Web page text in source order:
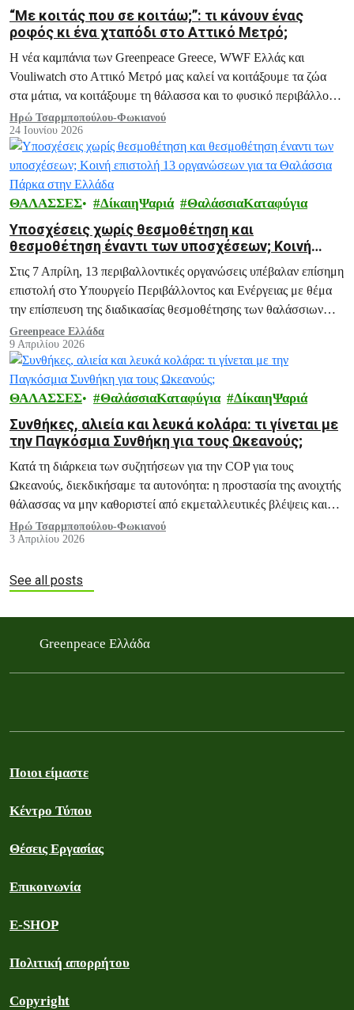
“Με κοιτάς που σε κοιτάω;”: τι κάνουν ένας
ροφός κι ένα χταπόδι στο Αττικό Μετρό;
Η νέα καμπάνια των Greenpeace Greece, WWF Ελλάς και
Vouliwatch στο Αττικό Μετρό μας καλεί να κοιτάξουμε τα ζώα
στα μάτια, να κοιτάξουμε τη θάλασσα και το φυσικό περιβάλλον
με ενσυναίσθηση και υπευθυνότητα.
Ηρώ Τσαρμποπούλου-Φωκιανού
24 Ιουνίου 2026
ΘΑΛΑΣΣΕΣ ΔίκαιηΨαριά ΘαλάσσιαΚαταφύγια
Υποσχέσεις χωρίς θεσμοθέτηση και
θεσμοθέτηση έναντι των υποσχέσεων; Κοινή
επιστολή 13 οργανώσεων για τα Θαλάσσια Πάρκα
στην Ελλάδα
Στις 7 Απρίλη, 13 περιβαλλοντικές οργανώσεις υπέβαλαν επίσημη
επιστολή στο Υπουργείο Περιβάλλοντος και Ενέργειας με θέμα
την επίσπευση της διαδικασίας θεσμοθέτησης των θαλάσσιων
πάρκων Αιγαίου και Ιονίου.
Greenpeace Ελλάδα
9 Απριλίου 2026
ΘΑΛΑΣΣΕΣ ΘαλάσσιαΚαταφύγια ΔίκαιηΨαριά
Συνθήκες, αλιεία και λευκά κολάρα: τι γίνεται με
την Παγκόσμια Συνθήκη για τους Ωκεανούς;
Κατά τη διάρκεια των συζητήσεων για την COP για τους
Ωκεανούς, διεκδικήσαμε τα αυτονόητα: η προστασία της ανοιχτής
θάλασσας να μην καθοριστεί από εκμεταλλευτικές βλέψεις και
εταιρικά συμφέροντα.
Ηρώ Τσαρμποπούλου-Φωκιανού
3 Απριλίου 2026
See all posts
Greenpeace Ελλάδα
Ποιοι είμαστε
Κέντρο Τύπου
Θέσεις Εργασίας
Επικοινωνία
E-SHOP
Πολιτική απορρήτου
Copyright